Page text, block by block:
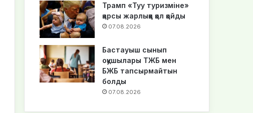
Трамп «Туу туризміне»
қарсы жарлыққа қол қойды
07.08.2026
Бастауыш сынып
оқушылары ТЖБ мен
БЖБ тапсырмайтын
болды
07.08.2026